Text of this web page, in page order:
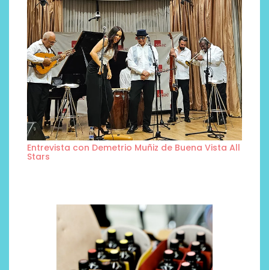
Entrevista con Demetrio Muñiz de Buena Vista All
Stars